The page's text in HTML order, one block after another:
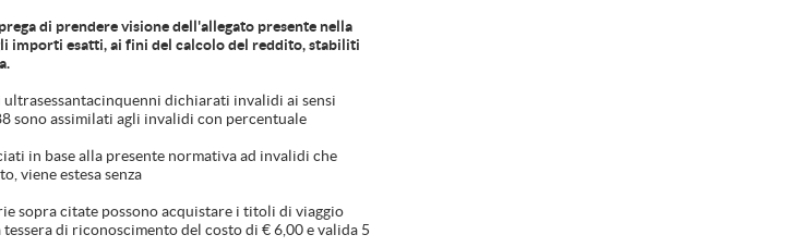
di prendere visione dell'allegato presente nella
importi esatti, ai fini del calcolo del reddito, stabiliti
dichiarati invalidi ai sensi
sono assimilati agli invalidi con percentuale
in base alla presente normativa ad invalidi che
viene estesa senza
sopra citate possono acquistare i titoli di viaggio
di riconoscimento del costo di € 6,00 e valida 5